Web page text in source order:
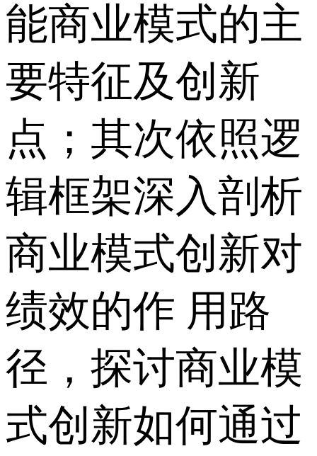
能商业模式的主
要特征及创新
点；其次依照逻
辑框架深入剖析
商业模式创新对
绩效的作 用路
径，探讨商业模
式创新如何通过